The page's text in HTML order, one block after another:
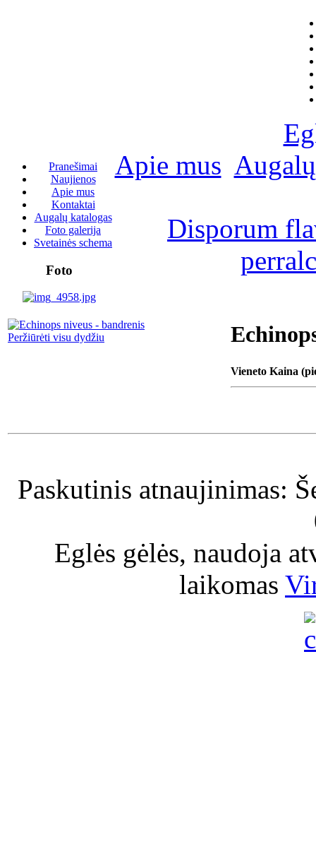
Pranešimai
Naujienos
Apie mus
Kontaktai
Augalų katalogas
Foto galerija
Svetainės schema
Foto
Apie mus
Disporum
Peržiūrėti visu dydžiu
Vieneto Kaina
Paskutinis atnaujinimas:
Eglės gėlės, naudoja
laikomas